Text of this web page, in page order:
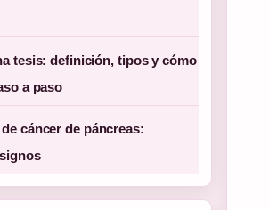
tesis: definición, tipos y cómo
a paso
cáncer de páncreas: